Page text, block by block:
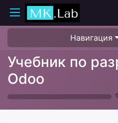
Навигация
Учебник по
Odoo